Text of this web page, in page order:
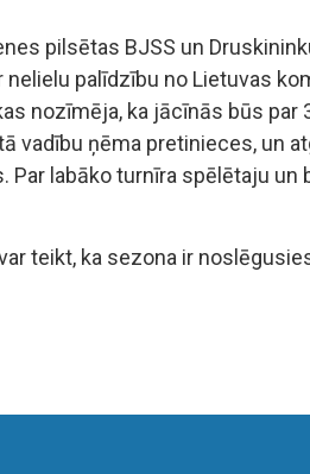
pilsētas BJSS un
palīdzību no Lietuvas
nozīmēja, ka jācīnās būs par
vadību ņēma pretinieces, un
labāko turnīra spēlētaju un
teikt, ka sezona ir